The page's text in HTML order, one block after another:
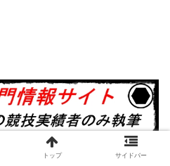
トップ サイドバー